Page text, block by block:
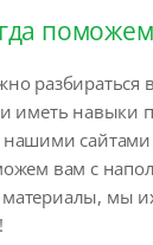
разбираться
и иметь
нашими
вам с
мы